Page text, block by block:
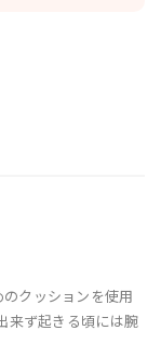
クッションを使用
来ず起きる頃には腕